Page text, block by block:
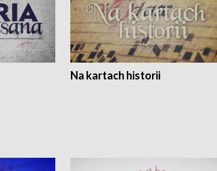
Na kartach historii